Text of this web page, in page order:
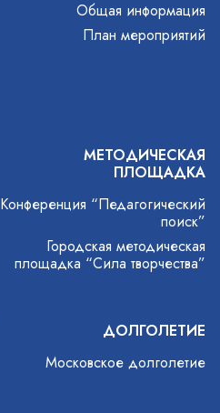
Общая информация
План мероприятий
МЕТОДИЧЕСКАЯ
ПЛОЩАДКА
Конференция “Педагогический
поиск”
Городская методическая
площадка “Сила творчества”
ДОЛГОЛЕТИЕ
Московское долголетие